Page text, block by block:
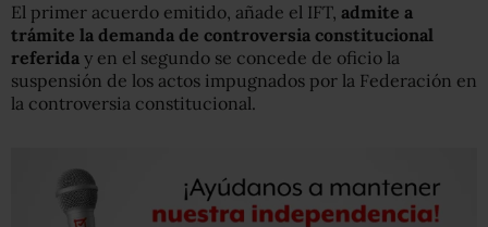
El primer acuerdo emitido, añade el IFT, admite a
trámite la demanda de controversia constitucional
referida y en el segundo se concede de oficio la
suspensión de los actos impugnados por la Federación en
la controversia constitucional.